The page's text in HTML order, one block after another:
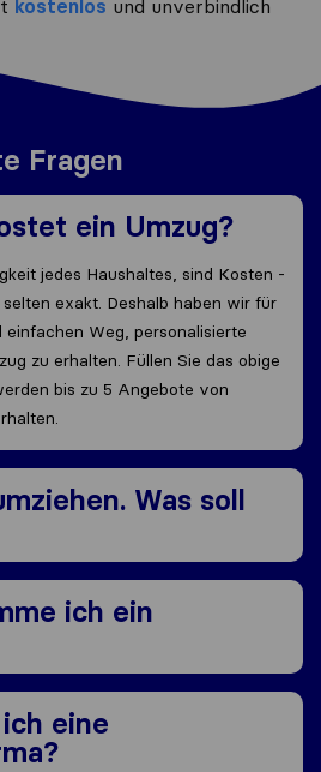
kostenlos und unverbindlich
Fragen
ein Umzug?
jedes Haushaltes, sind Kosten -
exakt. Deshalb haben wir für
einfachen Weg, personalisierte
zu erhalten. Füllen Sie das obige
bis zu 5 Angebote von
Was soll
ich ein
eine